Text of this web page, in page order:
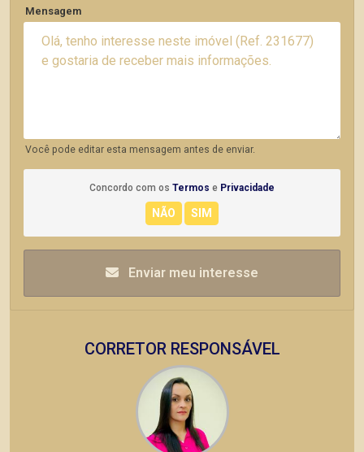
Mensagem
Você pode editar esta mensagem antes de enviar.
Concordo com os Termos e Privacidade
Enviar meu interesse
CORRETOR RESPONSÁVEL